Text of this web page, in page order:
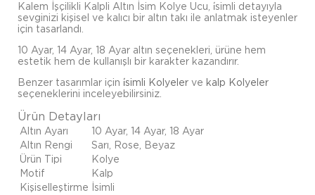
Kalem İşçilikli Kalpli Altın İsim Kolye Ucu, i̇simli detayıyla
sevginizi kişisel ve kalıcı bir altın takı ile anlatmak isteyenler
için tasarlandı.
10 Ayar, 14 Ayar, 18 Ayar altın seçenekleri, ürüne hem
estetik hem de kullanışlı bir karakter kazandırır.
Benzer tasarımlar için i̇simli Kolyeler ve kalp Kolyeler
seçeneklerini inceleyebilirsiniz.
Ürün Detayları
Altın Ayarı
10 Ayar, 14 Ayar, 18 Ayar
Altın Rengi
Sarı, Rose, Beyaz
Ürün Tipi
Kolye
Motif
Kalp
Kişiselleştirme İsimli